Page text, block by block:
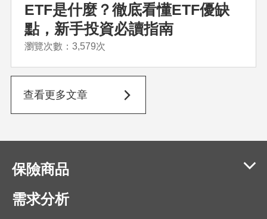
ETF是什麼？徹底看懂ETF優缺
點，新手投資必讀指南
瀏覽次數：3,579次
查看更多文章
保險商品
需求分析